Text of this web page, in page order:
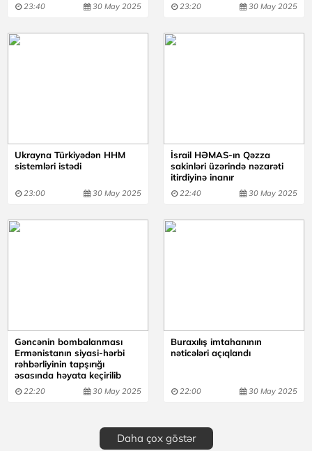
23:40 30 May 2025 23:20 30 May 2025
Ukrayna Türkiyədən HHM
sistemləri istədi
23:00 30 May 2025
İsrail HƏMAS-ın Qəzza
sakinləri üzərində nəzarəti
itirdiyinə inanır
22:40 30 May 2025
Gəncənin bombalanması
Ermənistanın siyasi-hərbi
rəhbərliyinin tapşırığı
əsasında həyata keçirilib
22:20 30 May 2025
Buraxılış imtahanının
nəticələri açıqlandı
22:00 30 May 2025
Daha çox göstər